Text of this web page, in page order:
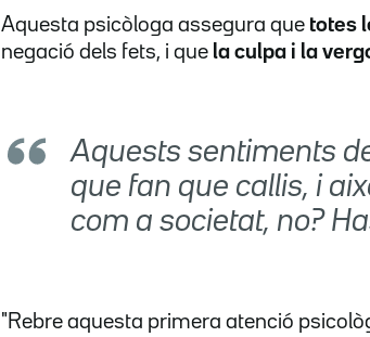
Aquesta psicòloga assegura que totes
negació dels fets, i que la culpa i la
Aquests sentiments
que fan que callis, i
com a societat, no?
"Rebre aquesta primera atenció